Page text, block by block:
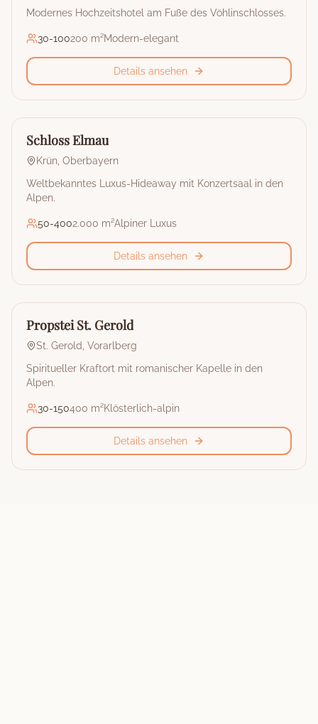
Modernes Hochzeitshotel am Fuße des Vöhlinschlosses.
30-100200 m²Modern-elegant
Details ansehen
🏰
Hotel
Schloss Elmau
Krün Oberbayern
Weltbekanntes Luxus-Hideaway mit Konzertsaal in den
Alpen.
50-4002.000 m²Alpiner Luxus
Details ansehen
🏰
Hotel
Propstei St. Gerold
St. Gerold Vorarlberg
Spiritueller Kraftort mit romanischer Kapelle in den
Alpen.
30-150400 m²Klösterlich-alpin
Details ansehen